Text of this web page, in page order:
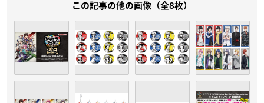
この記事の他の画像（全8枚）